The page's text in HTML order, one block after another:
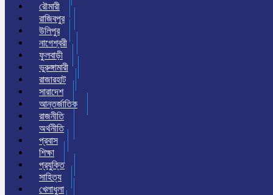
রৌমারী
রাজিবপুর
উলিপুর
নাগেশ্বরী
ফুলবাড়ী
ভুরুঙ্গামারী
রাজারহাট
সারাদেশ
আন্তর্জাতিক
রাজনীতি
অর্থনীতি
প্রবাস
শিক্ষা
প্রযুক্তি
সাহিত্য
খেলাধুলা